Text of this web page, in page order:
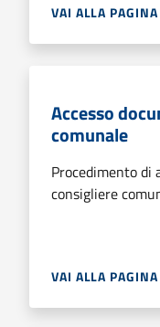
VAI ALLA PAGINA
Accesso
comunale
Procedimento di
consigliere
VAI ALLA PAGINA